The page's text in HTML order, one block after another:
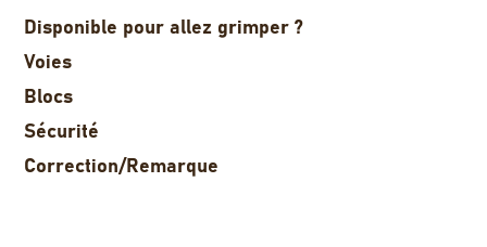
Disponible pour allez grimper ?
Voies
Blocs
Sécurité
Correction/Remarque